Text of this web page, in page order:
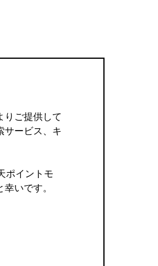
りご提供して
サービス、キ
ポイントモ
いです。